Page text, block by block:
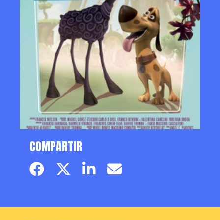
COMPARTIR
Facebook pageTwitter page
LinkedinEmail